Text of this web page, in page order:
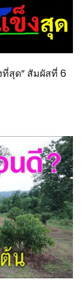
สุด” สัมผัสที่ 6